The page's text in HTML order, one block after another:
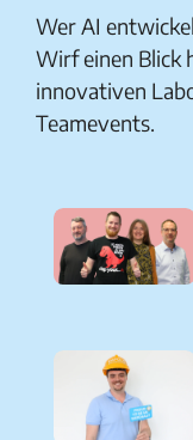
Wer AI
Wirf einen Blick
innovativen
Teamevents.